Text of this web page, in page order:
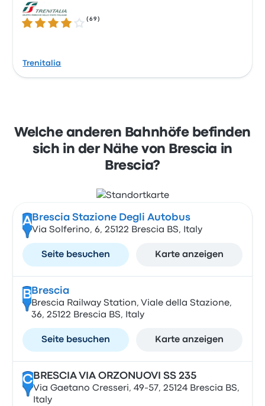
3.9 von 5 Sternen
(69 )
Trenitalia
Welche anderen Bahnhöfe befinden
sich in der Nähe von Brescia in
Brescia?
A Brescia Stazione Degli Autobus
Via Solferino, 6, 25122 Brescia BS, Italy
Seite besuchen Karte anzeigen
B Brescia
Brescia Railway Station, Viale della Stazione,
36, 25122 Brescia BS, Italy
Seite besuchen Karte anzeigen
CBRESCIA VIA ORZONUOVI SS 235
Via Gaetano Cresseri, 49-57, 25124 Brescia BS,
Italy